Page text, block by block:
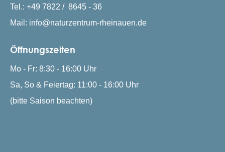
Tel.: +49 7822 / 8645 - 36
Mail: info@naturzentrum-rheinauen.de
Öffnungszeiten
Mo - Fr: 8:30 - 16:00 Uhr
Sa, So & Feiertag: 11:00 - 16:00 Uhr
(bitte Saison beachten)